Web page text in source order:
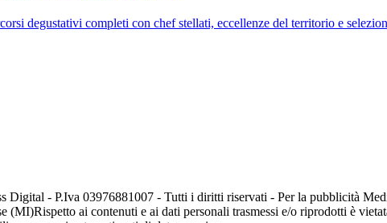
degustativi completi con chef stellati, eccellenze del territorio e
Digital - P.Iva 03976881007 - Tutti i diritti riservati - Per la pubblicità
(MI)Rispetto ai contenuti e ai dati personali trasmessi e/o riprodotti è